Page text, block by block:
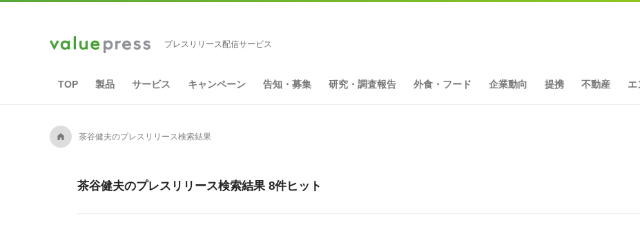
プレスリリース配信サービス
TOP 製品 サービス キャンペーン 告知・募集 研究・調査報告 外食・フード 企業動向 提携 不動産 エ
A 茶谷健夫のプレスリリース検索結果
茶谷健夫のプレスリリース検索結果 8件ヒット